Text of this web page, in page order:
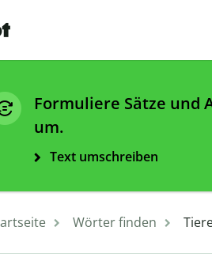
Formuliere Sätze und
um.
Text umschreiben
Wörter finden